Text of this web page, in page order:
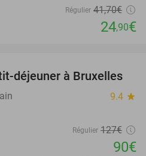
Régulier 41,70€
24,90€
29%
déjeuner à Bruxelles
9.4 star
Régulier 127€
90€